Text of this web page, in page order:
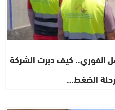
الفوري.. كيف دبرت الشركة
الضغط…